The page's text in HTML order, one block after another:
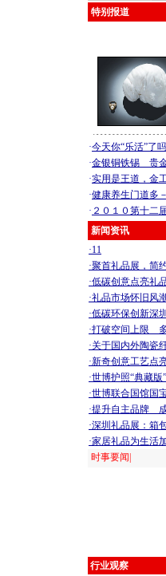
特别报道
·今天你“乐活”了
·金银铜铁锡 贵
·实用是王道，金
·健康养生门道多
· ２０１０第十二
新闻资讯
·11
·聚首礼品展，简
·低碳创意点亮
·礼品市场怀旧风
·低碳环保创新深
·打破空间上限
·关于国内外陶瓷
·新奇创意工艺点
·世博护照“典藏
·世博联合国馆国
·提升自主品牌
·深圳礼品展：箱
·家居礼品为生
时事要闻|
洛阳银祥金银制品有限公司 云南普
行业观察